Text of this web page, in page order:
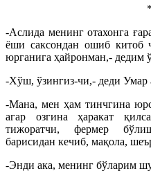
-Аслида менинг отахонга
ёши саксондан ошиб китоб
юрганига ҳайронман,- дедим
-Хўш, ўзингиз-чи,- деди Умар
-Мана, мен ҳам тинчгина
агар озгина ҳаракат
тижоратчи, фермер
барисидан кечиб, мақола,
-Энди ака, менинг бўларим